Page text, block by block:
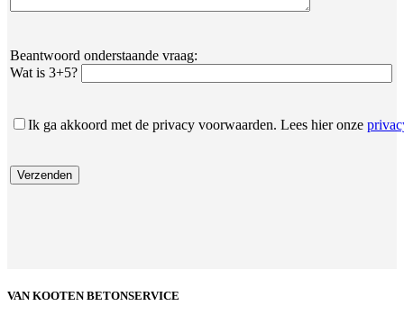
Beantwoord onderstaande vraag:
Wat is 3+5?
Ik ga akkoord met de privacy voorwaarden. Lees hier onze
VAN KOOTEN BETONSERVICE